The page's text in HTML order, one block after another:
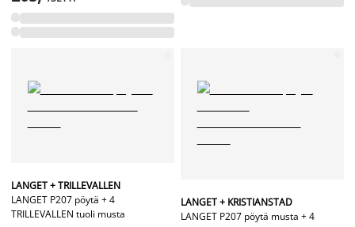
LANGET + TRILLEVALLEN
LANGET P207 pöytä + 4
TRILLEVALLEN tuoli musta
LANGET + KRISTIANSTAD
LANGET P207 pöytä musta + 4